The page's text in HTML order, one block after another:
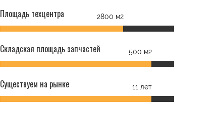
Площадь техцентра 2800 м2
Складская площадь запчастей 500 м2
Существуем на рынке 11 лет